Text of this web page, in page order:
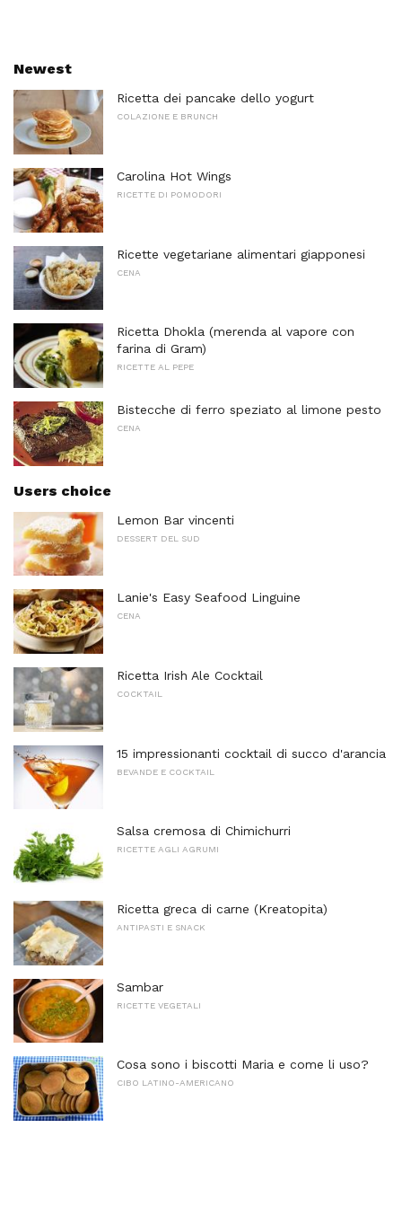
Newest
Ricetta dei pancake dello yogurt
COLAZIONE E BRUNCH
Carolina Hot Wings
RICETTE DI POMODORI
Ricette vegetariane alimentari giapponesi
CENA
Ricetta Dhokla (merenda al vapore con
farina di Gram)
RICETTE AL PEPE
Bistecche di ferro speziato al limone pesto
CENA
Users choice
Lemon Bar vincenti
DESSERT DEL SUD
Lanie's Easy Seafood Linguine
CENA
Ricetta Irish Ale Cocktail
COCKTAIL
15 impressionanti cocktail di succo d'arancia
BEVANDE E COCKTAIL
Salsa cremosa di Chimichurri
RICETTE AGLI AGRUMI
Ricetta greca di carne (Kreatopita)
ANTIPASTI E SNACK
Sambar
RICETTE VEGETALI
Cosa sono i biscotti Maria e come li uso?
CIBO LATINO-AMERICANO